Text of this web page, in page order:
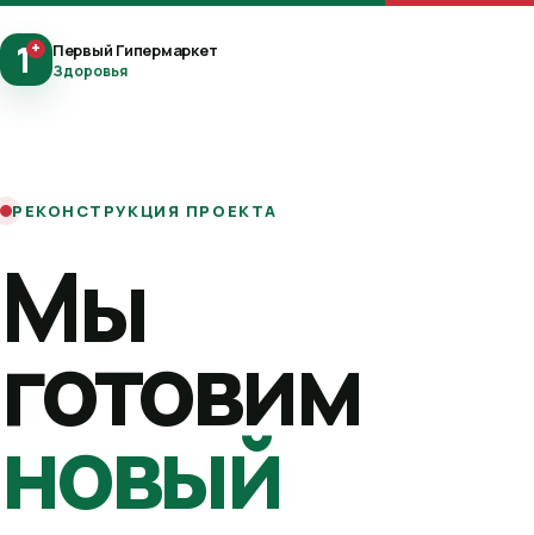
1+ Первый Гипермаркет
Здоровья
РЕКОНСТРУКЦИЯ ПРОЕКТА
Мы
готовим
новый